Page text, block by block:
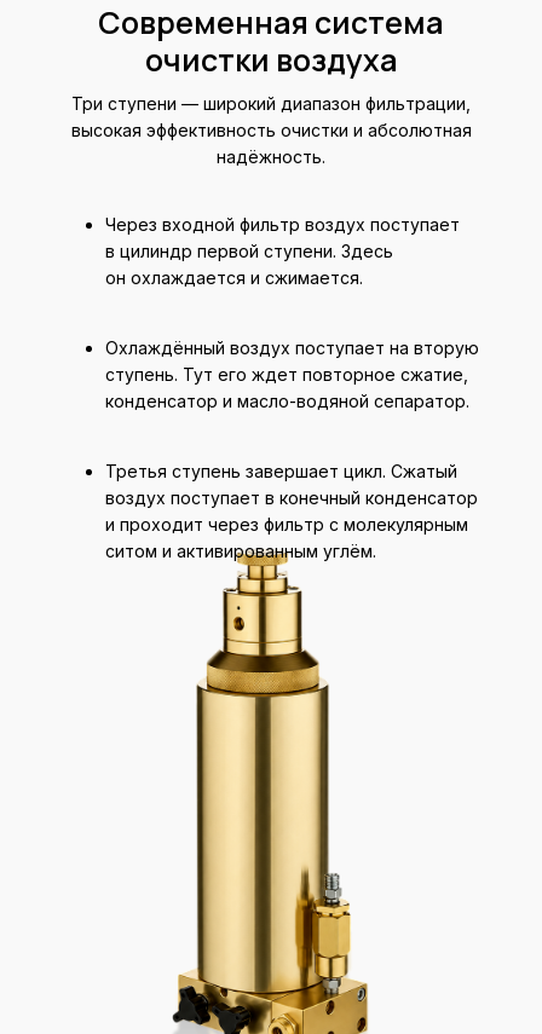
Современная система
очистки воздуха
Три ступени — широкий диапазон фильтрации,
высокая эффективность очистки и абсолютная
надёжность.
Через входной фильтр воздух поступает
в цилиндр первой ступени. Здесь
он охлаждается и сжимается.
Охлаждённый воздух поступает на вторую
ступень. Тут его ждет повторное сжатие,
конденсатор и масло-водяной сепаратор.
Третья ступень завершает цикл. Сжатый
воздух поступает в конечный конденсатор
и проходит через фильтр с молекулярным
ситом и активированным углём.